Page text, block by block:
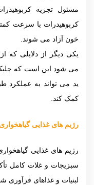
مسئول تجزیه
کربوهیدرات با سرعت
خون آزاد می شوند.
یکی دیگر از دلایلی که
می شود این است که جلبک
ید می تواند به عملکرد
کمک کند.
رژیم های غذایی گیاهخواری
رژیم های غذایی
سبزیجات و غلات کامل
لبنیات و غذاهای فرآوری